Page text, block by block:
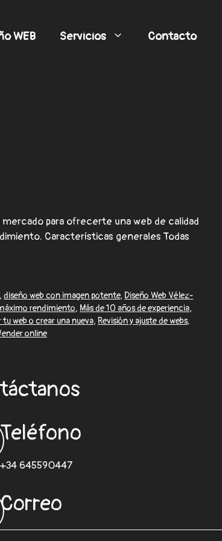
WEB Servicios Contacto
para ofrecerte una web de calidad
Características generales Todas
,diseño web con imagen potente, Diseño Web Vélez-
rendimiento, Más de 10 años de experiencia,
tu web o crear una nueva, Revisión y ajuste de webs,
online
Teléfono
+34 645590447
Correo